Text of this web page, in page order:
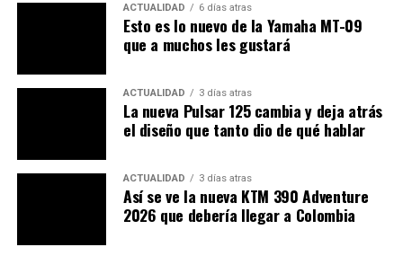
Aunque la actividad no sustituye la formación completa
para obtener una licencia, su costo: alrededor de 897
dólares por sesión, la convierte en una oportunidad
única para vivir la experiencia de volar. Y, de paso, dejó
al descubierto un hallazgo curioso: los motociclistas no
ACTUALIDAD 6 días atras
Esto es lo nuevo de la Yamaha MT-09
que a muchos les gustará
ACTUALIDAD 3 días atras
La nueva Pulsar 125 cambia y deja atrás
el diseño que tanto dio de qué hablar
ACTUALIDAD 3 días atras
Así se ve la nueva KTM 390 Adventure
2026 que debería llegar a Colombia